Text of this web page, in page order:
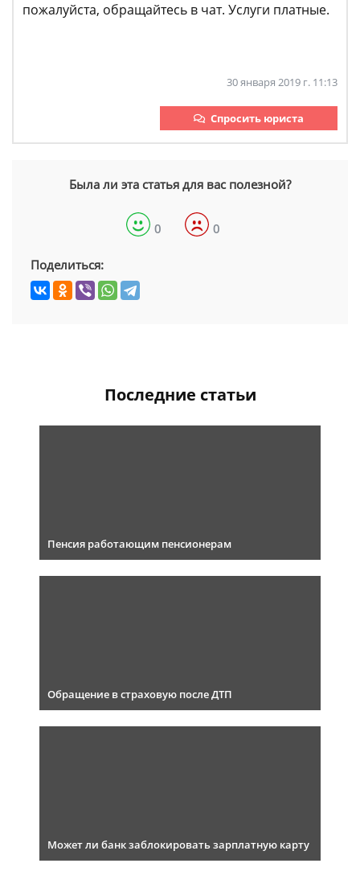
пожалуйста, обращайтесь в чат. Услуги платные.
30 января 2019 г. 11:13
Спросить юриста
Была ли эта статья для вас полезной?
0 0
Поделиться:
Последние статьи
Пенсия работающим пенсионерам
Обращение в страховую после ДТП
Может ли банк заблокировать зарплатную карту